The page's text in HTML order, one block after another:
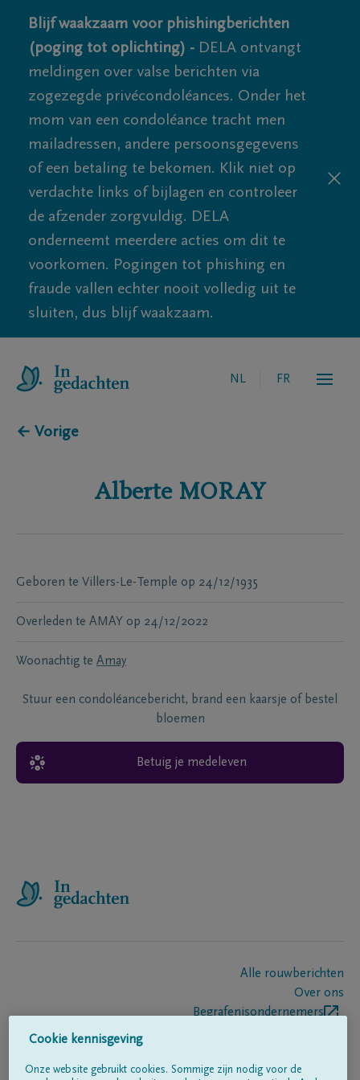
Blijf waakzaam voor phishingberichten
(poging tot oplichting) - DELA ontvangt
meldingen over valse berichten via
zogezegde privécondoléances. Onder het
mom van een condoléance tracht men
mailadressen, andere persoonsgegevens
of een betaling te bekomen. Klik niet op
verdachte links of bijlagen en controleer
de afzender zorgvuldig. DELA
onderneemt meerdere acties om dit te
voorkomen. Pogingen tot phishing en
fraude vallen echter nooit volledig uit te
sluiten, dus blijf waakzaam.
NL FR
← Vorige
Alberte MORAY
Geboren te Villers-Le-Temple op 24/12/1935
Overleden te AMAY op 24/12/2022
Woonachtig te Amay
Stuur een condoléancebericht, brand een kaarsje of bestel
bloemen
Betuig je medeleven
Alle rouwberichten
Over ons
Begrafenisondernemers
Cookie kennisgeving
Onze website gebruikt cookies. Sommige zijn nodig voor de